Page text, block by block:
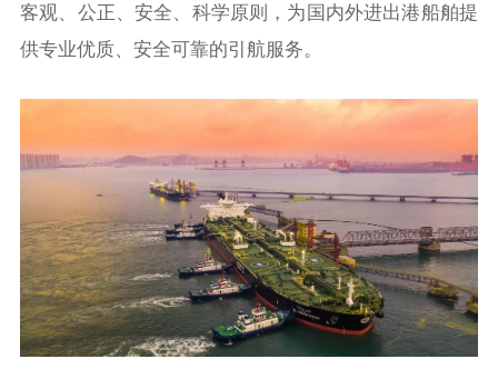
客观、公正、安全、科学原则，为国内外进出港船舶提
供专业优质、安全可靠的引航服务。